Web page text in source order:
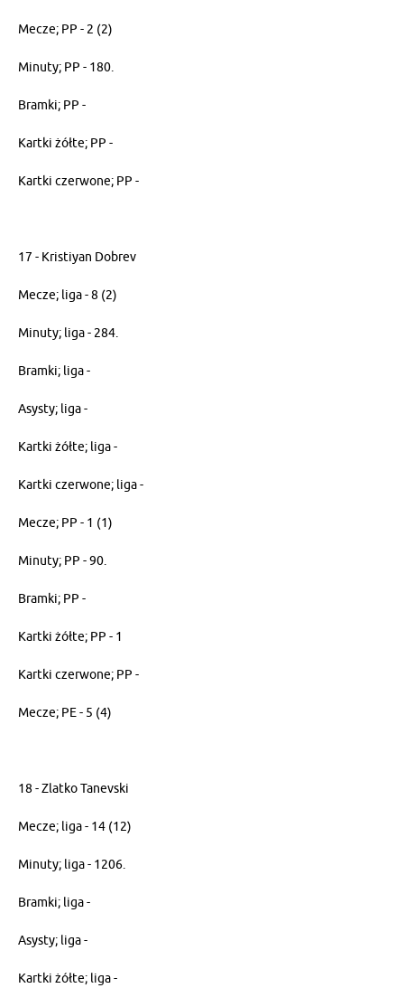
Mecze; PP - 2 (2)
Minuty; PP - 180.
Bramki; PP -
Kartki żółte; PP -
Kartki czerwone; PP -
17 - Kristiyan Dobrev
Mecze; liga - 8 (2)
Minuty; liga - 284.
Bramki; liga -
Asysty; liga -
Kartki żółte; liga -
Kartki czerwone; liga -
Mecze; PP - 1 (1)
Minuty; PP - 90.
Bramki; PP -
Kartki żółte; PP - 1
Kartki czerwone; PP -
Mecze; PE - 5 (4)
18 - Zlatko Tanevski
Mecze; liga - 14 (12)
Minuty; liga - 1206.
Bramki; liga -
Asysty; liga -
Kartki żółte; liga -